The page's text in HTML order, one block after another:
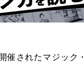
催されたマジック